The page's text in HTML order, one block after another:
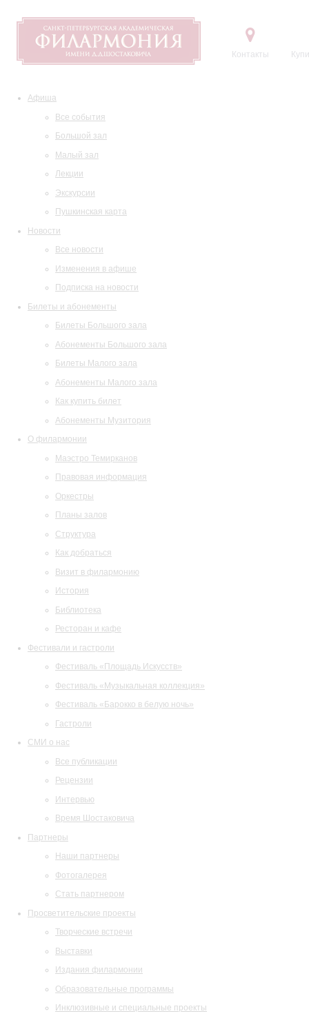
Контакты
Афиша
Все события
Большой зал
Малый зал
Лекции
Экскурсии
Пушкинская карта
Новости
Все новости
Изменения в афише
Подписка на новости
Билеты и абонементы
Билеты Большого зала
Абонементы Большого зала
Билеты Малого зала
Абонементы Малого зала
Как купить билет
Абонементы Музитория
О филармонии
Маэстро Темирканов
Правовая информация
Оркестры
Планы залов
Структура
Как добраться
Визит в филармонию
История
Библиотека
Ресторан и кафе
Фестивали и гастроли
Фестиваль «Площадь Искусств»
Фестиваль «Музыкальная коллекция»
Фестиваль «Барокко в белую ночь»
Гастроли
СМИ о нас
Все публикации
Рецензии
Интервью
Время Шостаковича
Партнеры
Наши партнеры
Фотогалерея
Стать партнером
Просветительские проекты
Творческие встречи
Выставки
Издания филармонии
Образовательные программы
Инклюзивные и специальные проекты